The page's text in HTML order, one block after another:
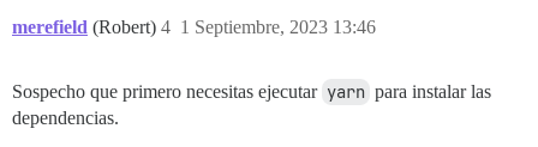
merefield (Robert) 1 Septiembre, 2023 13:46
4
Sospecho que primero necesitas ejecutar yarn para instalar las
dependencias.